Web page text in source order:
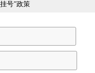
号”政策